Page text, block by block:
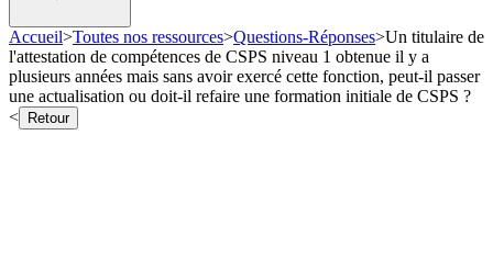
Accueil>Toutes nos ressources>Questions-Réponses>Un titulaire de
l'attestation de compétences de CSPS niveau 1 obtenue il y a
plusieurs années mais sans avoir exercé cette fonction, peut-il passer
une actualisation ou doit-il refaire une formation initiale de CSPS ?
<
Retour